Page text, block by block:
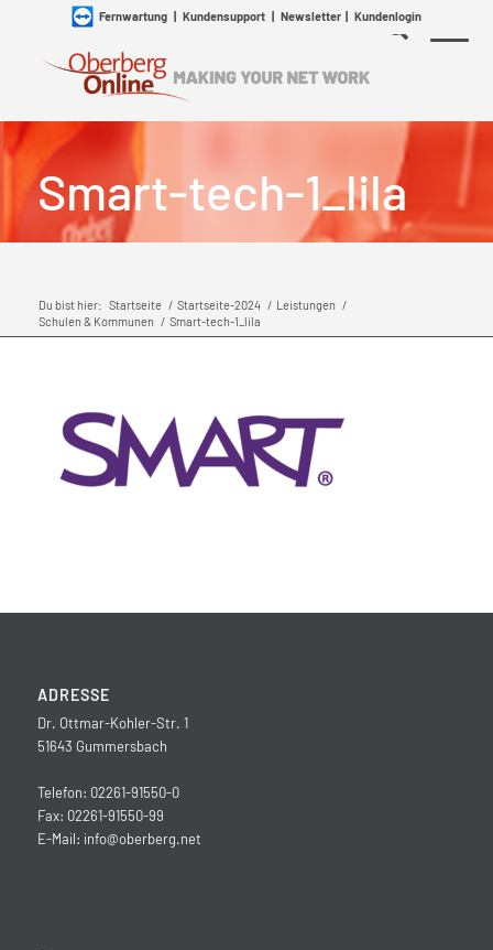
Fernwartung| Kundensupport| Newsletter| Kundenlogin
Smart-tech-1_lila
Du bist hier: Startseite / Startseite-2024 / Leistungen /
Schulen & Kommunen / Smart-tech-1_lila
ADRESSE
Dr. Ottmar-Kohler-Str. 1
51643 Gummersbach
Telefon: 02261-91550-0
Fax: 02261-91550-99
E-Mail: info@oberberg.net